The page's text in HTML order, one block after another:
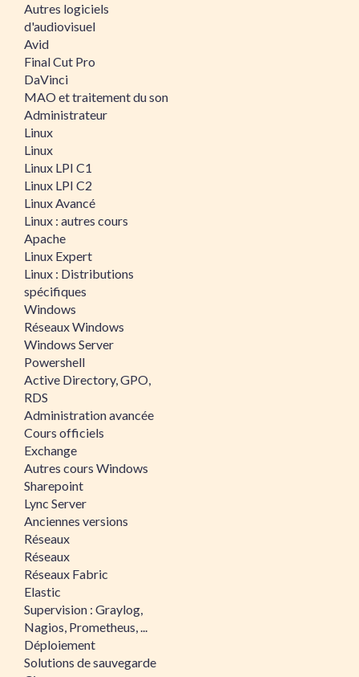
Autres logiciels
d'audiovisuel
Avid
Final Cut Pro
DaVinci
MAO et traitement du son
Administrateur
Linux
Linux
Linux LPI C1
Linux LPI C2
Linux Avancé
Linux : autres cours
Apache
Linux Expert
Linux : Distributions
spécifiques
Windows
Réseaux Windows
Windows Server
Powershell
Active Directory, GPO,
RDS
Administration avancée
Cours officiels
Exchange
Autres cours Windows
Sharepoint
Lync Server
Anciennes versions
Réseaux
Réseaux
Réseaux Fabric
Elastic
Supervision : Graylog,
Nagios, Prometheus, ...
Déploiement
Solutions de sauvegarde